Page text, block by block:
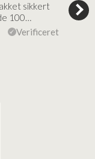
sikkert
100…
Verificeret